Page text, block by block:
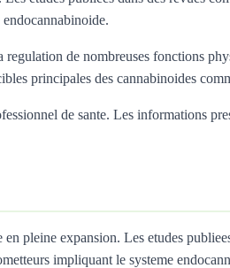
de nombreuses fonctions
principales des cannabinoides
de sante. Les informations
pleine expansion. Les etudes
impliquant le systeme